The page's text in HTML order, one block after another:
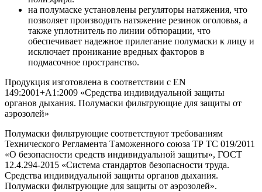
на полумаске установлены регуляторы натяжения, что
позволяет производить натяжение резинок оголовья, а
также уплотнитель по линии обтюрации, что
обеспечивает надежное прилегание полумаски к лицу и
исключает проникание вредных факторов в
подмасочное пространство.
Продукция изготовлена в соответствии с EN
149:2001+А1:2009 «Средства индивидуальной защиты
органов дыхания. Полумаски фильтрующие для защиты от
аэрозолей»
Полумаски фильтрующие соответствуют требованиям
Технического Регламента Таможенного союза ТР ТС 019/2011
«О безопасности средств индивидуальной защиты», ГОСТ
12.4.294-2015 «Система стандартов безопасности труда.
Средства индивидуальной защиты органов дыхания.
Полумаски фильтрующие для защиты от аэрозолей».